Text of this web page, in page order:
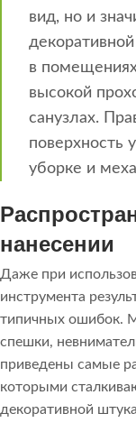
вид, но и
в
высокой
санузлах.
поверхность
уборке и
нанесении
Даже при
инструмента
типичных ошибок.
спешки,
приведены самые
которыми
декоративной